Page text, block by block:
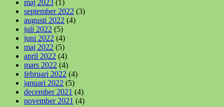
maj 2023 (1)
september 2022 (3)
augusti 2022 (4)
juli 2022 (5)
juni 2022 (4)
maj 2022 (5)
april 2022 (4)
mars 2022 (4)
februari 2022 (4)
januari 2022 (5)
december 2021 (4)
november 2021 (4)